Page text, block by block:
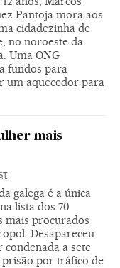
Pantoja mora aos
cidadezinha de
no noroeste da
Uma ONG
fundos para
um aquecedor para
mais
galega é a única
lista dos 70
mais procurados
Desapareceu
condenada a sete
prisão por tráfico de